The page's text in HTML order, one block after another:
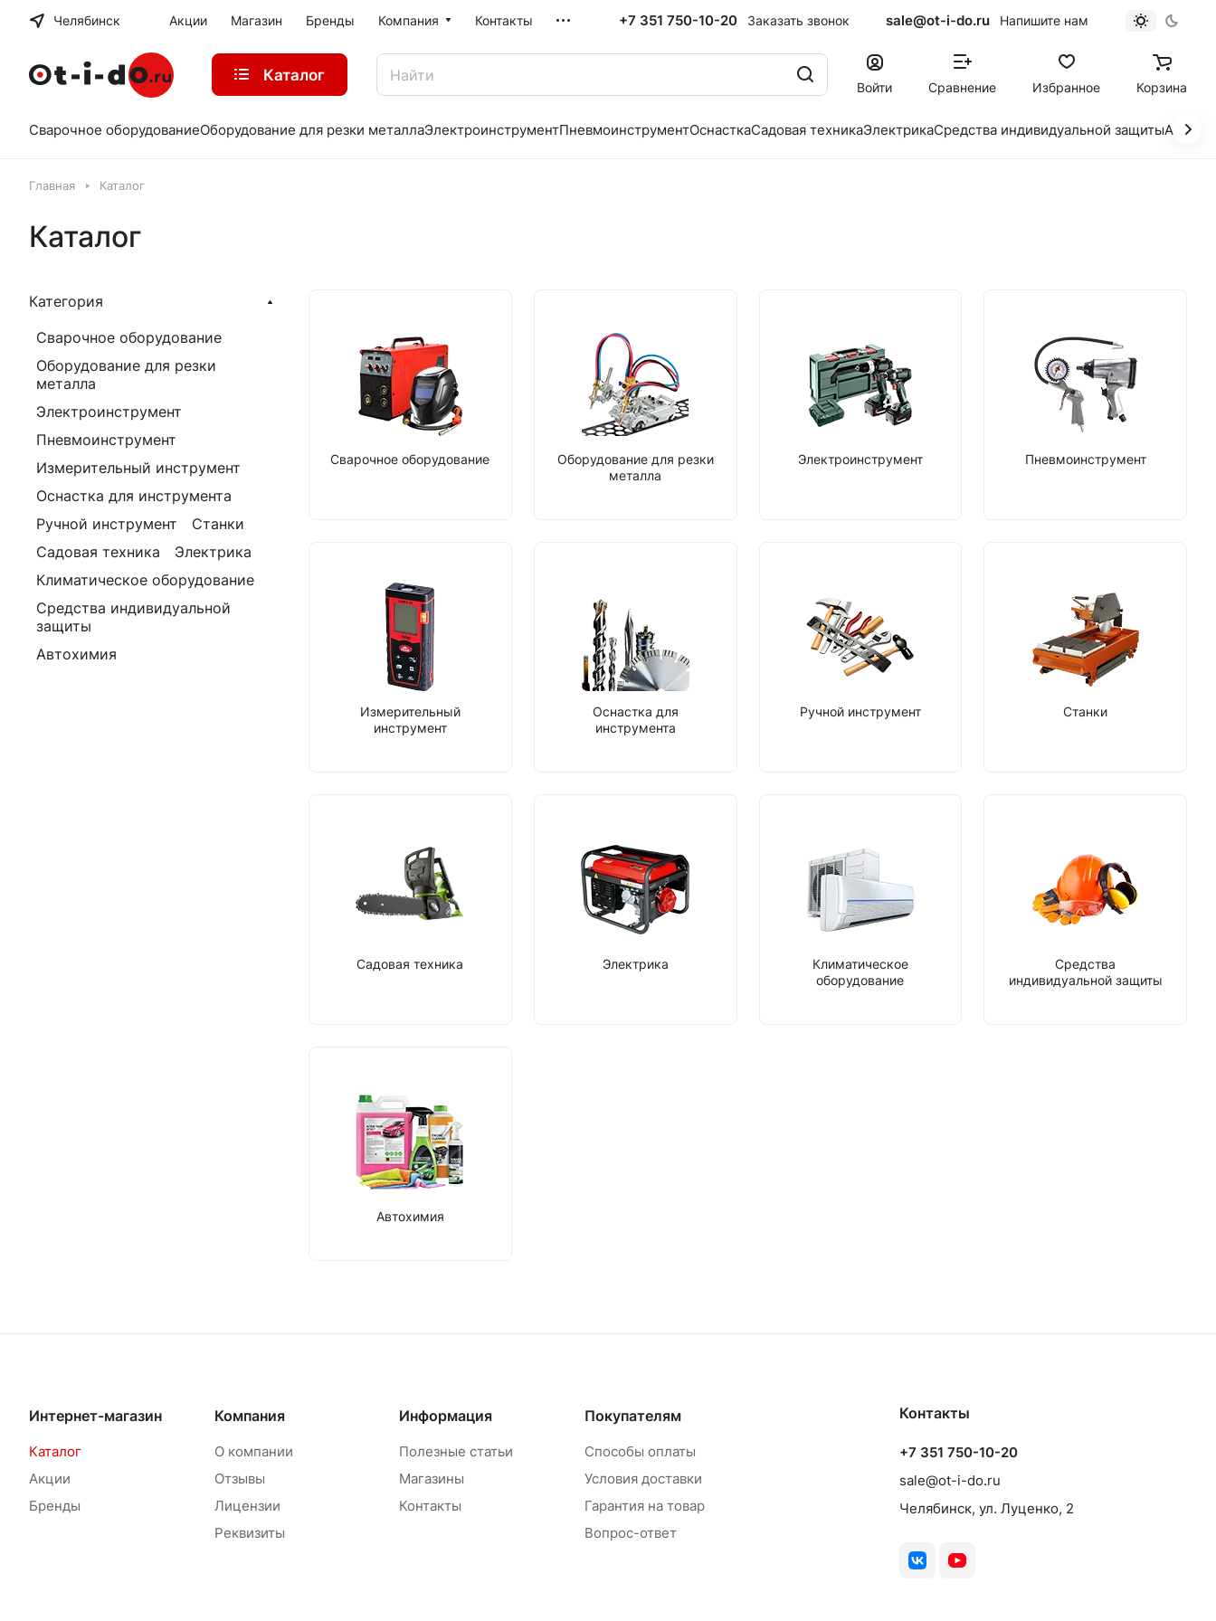
Челябинск Акции Магазин Бренды Компания Контакты +7 351 750-10-20 Заказать звонок sale@ot-i-do.ru Напишите нам
Каталог
Войти Сравнение Избранное Корзина
Сварочное оборудованиеОборудование для резки металлаЭлектроинструментПневмоинструментОснасткаСадовая техникаЭлектрикаСредства индивидуальной защиты
Главная Каталог
Каталог
Сварочное оборудование
Оборудование для резки
металла
Электроинструмент Пневмоинструмент
Измерительный
инструмент
Оснастка для
инструмента
Ручной инструмент Станки
Садовая техника Электрика
Климатическое
оборудование
Средства
индивидуальной защиты
Автохимия
Категория
Сварочное оборудование
Оборудование для резки
металла
Электроинструмент
Пневмоинструмент
Измерительный инструмент
Оснастка для инструмента
Ручной инструмент
Станки
Садовая техника
Электрика
Климатическое оборудование
Средства индивидуальной
защиты
Автохимия
Интернет-магазин
Каталог
Акции
Бренды
Компания
О компании
Отзывы
Лицензии
Реквизиты
Информация
Полезные статьи
Магазины
Контакты
Покупателям
Способы оплаты
Условия доставки
Гарантия на товар
Вопрос-ответ
Контакты
+7 351 750-10-20
sale@ot-i-do.ru
Челябинск, ул. Луценко, 2